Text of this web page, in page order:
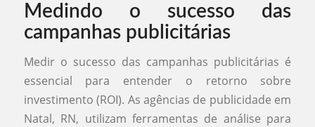
Medindo o sucesso das
campanhas publicitárias
Medir o sucesso das campanhas publicitárias é
essencial para entender o retorno sobre
investimento (ROI). As agências de publicidade em
Natal, RN, utilizam ferramentas de análise para